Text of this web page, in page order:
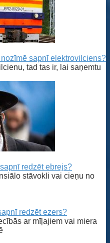
sapnī elektrovilciens?
tad tas ir, lai saņemtu
redzēt ebrejs?
stāvokli vai cieņu no
redzēt ezers?
ar mīļajiem vai miera